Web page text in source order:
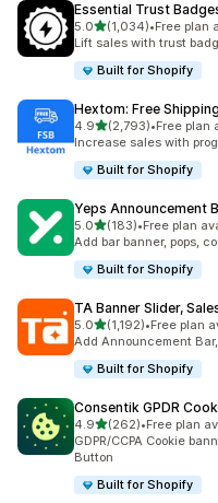
Essential Trust
5.0별 5개 중
(1,034)
총 리뷰 1034개
•Free plan
Lift sales with trust
Built for Shopify
Hextom: Free
4.9별 5개 중
(2,793)
총 리뷰 2793개
•Free plan
Increase sales with
Built for Shopify
Yeps Announcement
5.0별 5개 중
(183)
총 리뷰 183개
•Free plan
Add bar banner, pops,
Built for Shopify
TA Banner Slider,
5.0별 5개 중
(1,192)
총 리뷰 1192개
•Free plan
Add Announcement
Built for Shopify
Consentik GPDR
4.9별 5개 중
(262)
총 리뷰 262개
•Free plan
GDPR/CCPA Cookie
Button
Built for Shopify